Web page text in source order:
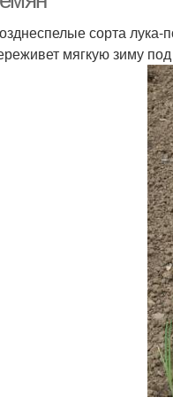
сорта лука-
мягкую зиму